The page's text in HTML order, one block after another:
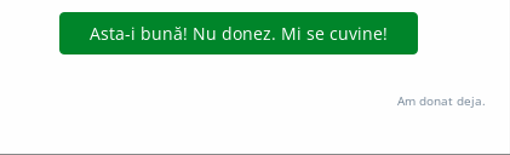
Copyright © 2004-2026 dexonline (https://dexonline.ro)
de pe acest site, inclusiv prin orice metode de extragere automată
prealabil scris, cu excepția seturilor de date oferite oficial spre utilizare
Hosterion
Am donat deja.